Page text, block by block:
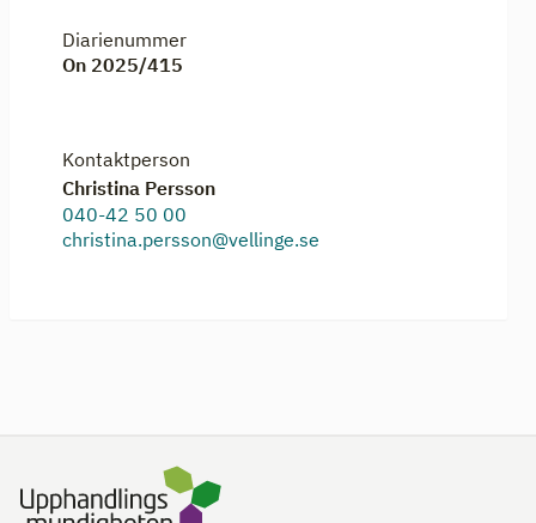
Diarienummer
On 2025/415
Kontaktperson
Christina Persson
040-42 50 00
christina.persson@vellinge.se